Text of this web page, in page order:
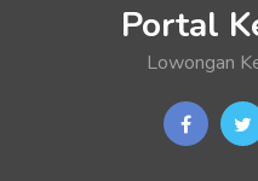
Portal
Lowongan